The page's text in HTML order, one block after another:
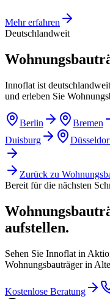
Mehr erfahren
Deutschlandweit
Innoflat ist
und erleben Sie
Berlin Bremen
Duisburg
Zurück zu
Bereit für die nächsten
aufstellen.
Sehen Sie Innoflat in
Wohnungsbauträger in
Kostenlose Beratung